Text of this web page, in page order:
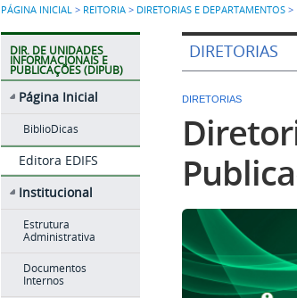
PÁGINA INICIAL > REITORIA > DIRETORIAS E DEPARTAMENTOS >
DIR. DE UNIDADES
INFORMACIONAIS E
PUBLICAÇÕES (DIPUB)
Página Inicial
BiblioDicas
Editora EDIFS
Institucional
Estrutura
Administrativa
Documentos
Internos
DIRETORIAS
DIRETORIAS